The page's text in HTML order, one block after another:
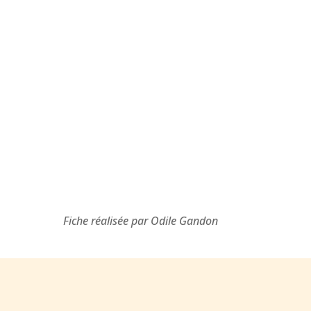
Fiche réalisée par Odile Gandon